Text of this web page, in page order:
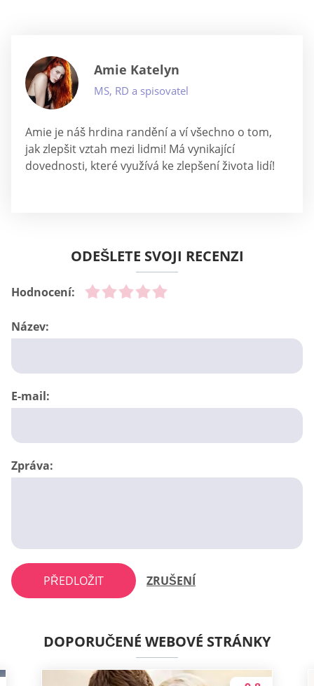
Amie Katelyn
MS, RD a spisovatel
Amie je náš hrdina randění a ví všechno o tom,
jak zlepšit vztah mezi lidmi! Má vynikající
dovednosti, které využívá ke zlepšení života lidí!
ODEŠLETE SVOJI RECENZI
Hodnocení:
Název:
E-mail:
Zpráva:
PŘEDLOŽIT ZRUŠENÍ
DOPORUČENÉ WEBOVÉ STRÁNKY